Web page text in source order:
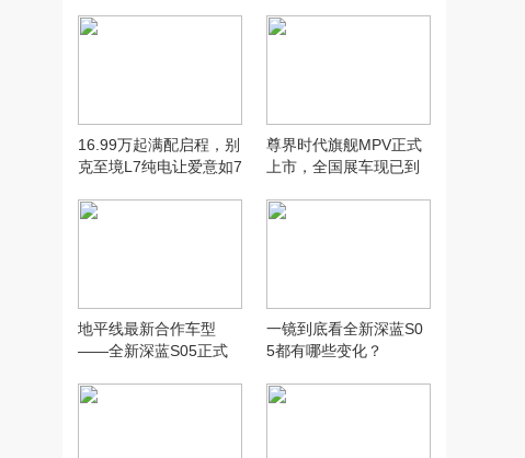
16.99万起满配启程，别
克至境L7纯电让爱意如7
尊界时代旗舰MPV正式
上市，全国展车现已到
地平线最新合作车型
——全新深蓝S05正式
一镜到底看全新深蓝S0
5都有哪些变化？